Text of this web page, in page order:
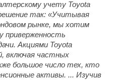
учету Toyota
так: «Учитывая
рынке, мы хотим
приверженность
Акциями Toyota
включая частных
большое число тех, кто
активы. ... Изучив